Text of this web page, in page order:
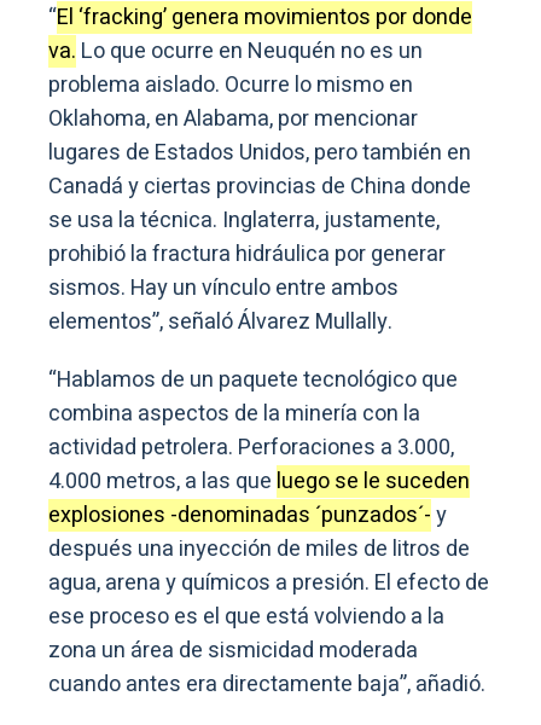
“El ‘fracking’ genera movimientos por donde
va. Lo que ocurre en Neuquén no es un
problema aislado. Ocurre lo mismo en
Oklahoma, en Alabama, por mencionar
lugares de Estados Unidos, pero también en
Canadá y ciertas provincias de China donde
se usa la técnica. Inglaterra, justamente,
prohibió la fractura hidráulica por generar
sismos. Hay un vínculo entre ambos
elementos”, señaló Álvarez Mullally.
“Hablamos de un paquete tecnológico que
combina aspectos de la minería con la
actividad petrolera. Perforaciones a 3.000,
4.000 metros, a las que luego se le suceden
explosiones -denominadas ´punzados´-y
después una inyección de miles de litros de
agua, arena y químicos a presión. El efecto de
ese proceso es el que está volviendo a la
zona un área de sismicidad moderada
cuando antes era directamente baja”, añadió.